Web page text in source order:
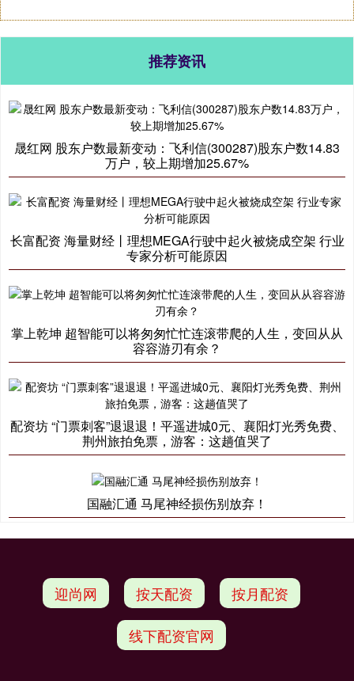
推荐资讯
晟红网 股东户数最新变动：飞利信(300287)股东户数14.83
万户，较上期增加25.67%
长富配资 海量财经丨理想MEGA行驶中起火被烧成空架 行业
专家分析可能原因
掌上乾坤 超智能可以将匆匆忙忙连滚带爬的人生，变回从从
容容游刃有余？
配资坊 “门票刺客”退退退！平遥进城0元、襄阳灯光秀免费、
荆州旅拍免票，游客：这趟值哭了
国融汇通 马尾神经损伤别放弃！
迎尚网 按天配资 按月配资
线下配资官网